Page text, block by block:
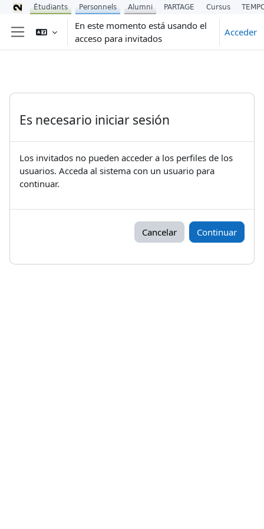
Salta al contenido principal
Panel lateral
En este momento está usando el
acceso para invitados
Acceder
Es necesario iniciar sesión
Los invitados no pueden acceder a los perfiles de los
usuarios. Acceda al sistema con un usuario para
continuar.
Cancelar Continuar
Étudiants Personnels Alumni PARTAGE Cursus